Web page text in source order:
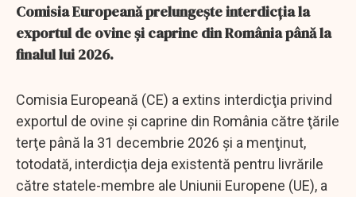
Comisia Europeană prelungește interdicția la
exportul de ovine și caprine din România până la
finalul lui 2026.
Comisia Europeană (CE) a extins interdicţia privind
exportul de ovine şi caprine din România către ţările
terţe până la 31 decembrie 2026 şi a menţinut,
totodată, interdicţia deja existentă pentru livrările
către statele-membre ale Uniunii Europene (UE), a